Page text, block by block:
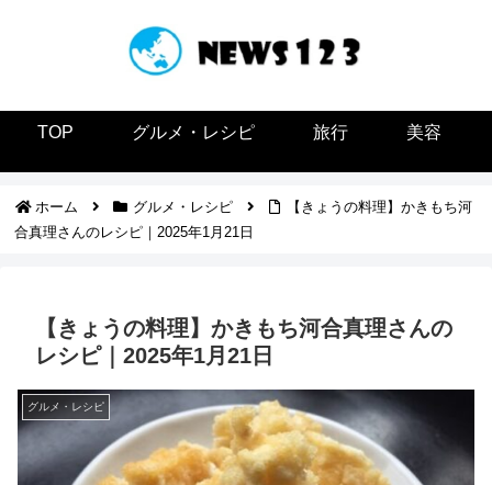
TOP グルメ・レシピ 旅行 美容
ホーム グルメ・レシピ
【きょうの料理】かきもち河
合真理さんのレシピ｜2025年1月21日
【きょうの料理】かきもち河合真理さんの
レシピ｜2025年1月21日
グルメ・レシピ